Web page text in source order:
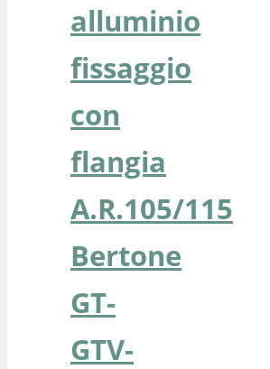
alluminio
fissaggio
con
flangia
A.R.105/115
Bertone
GT-
GTV-